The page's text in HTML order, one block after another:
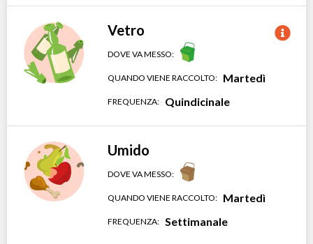
Vetro
DOVE VA MESSO:
QUANDO VIENE RACCOLTO: Martedì
FREQUENZA: Quindicinale
Umido
DOVE VA MESSO:
QUANDO VIENE RACCOLTO: Martedì
FREQUENZA: Settimanale